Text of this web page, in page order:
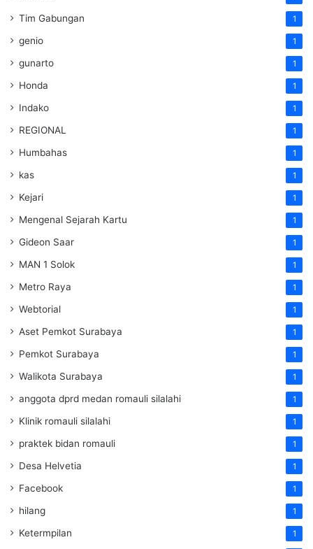
Tim Gabungan 1
genio 1
gunarto 1
Honda 1
Indako 1
REGIONAL 1
Humbahas 1
kas 1
Kejari 1
Mengenal Sejarah Kartu 1
Gideon Saar 1
MAN 1 Solok 1
Metro Raya 1
Webtorial 1
Aset Pemkot Surabaya 1
Pemkot Surabaya 1
Walikota Surabaya 1
anggota dprd medan romauli silalahi 1
Klinik romauli silalahi 1
praktek bidan romauli 1
Desa Helvetia 1
Facebook 1
hilang 1
Ketermpilan 1